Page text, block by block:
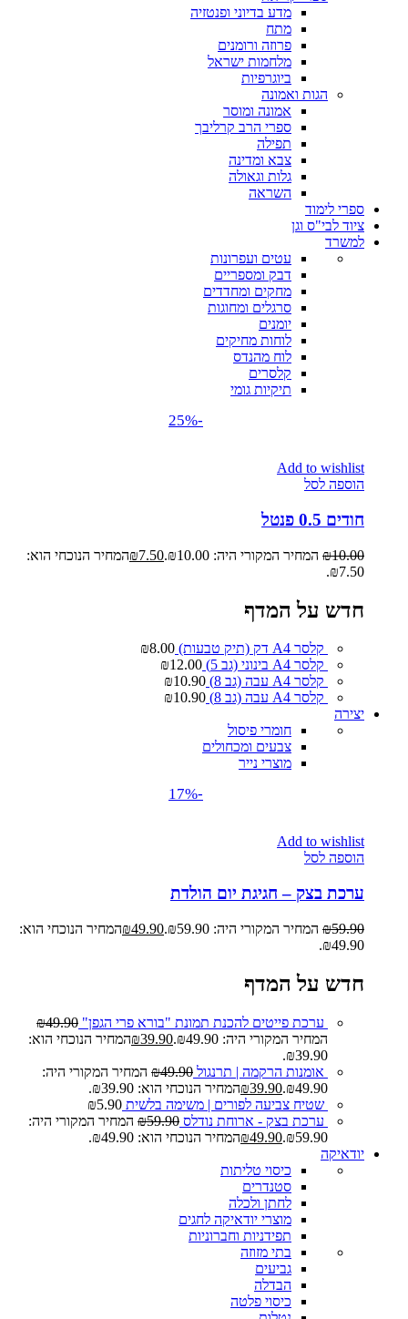
מדע בדיוני ופנטזיה
מתח
פרוזה ורומנים
מלחמות ישראל
ביוגרפיות
הגות ואמונה
אמונה ומוסר
ספרי הרב קרליבך
תפילה
צבא ומדינה
גלות וגאולה
השראה
ספרי לימוד
ציוד לבי"ס וגן
למשרד
עטים ועפרונות
דבק ומספריים
מחקים ומחדדים
סרגלים ומחוגות
יומנים
לוחות מחיקים
לוח מהנדס
קלסרים
תיקיות גומי
-25%
Add to wishlist
הוספה לסל
חודים 0.5 פנטל
₪10.00 המחיר המקורי היה: ₪10.00. ₪7.50
המחיר הנוכחי הוא:
₪7.50.
חדש על המדף
קלסר A4 דק (תיק טבעות) ₪8.00
קלסר A4 בינוני (גב 5)
₪12.00
קלסר A4 עבה (גב 8)
₪10.90
קלסר A4 עבה (גב 8)
₪10.90
יצירה
חומרי פיסול
צבעים ומכחולים
מוצרי נייר
-17%
Add to wishlist
הוספה לסל
ערכת בצק – חגיגת יום הולדת
₪59.90 המחיר המקורי היה: ₪59.90. ₪49.90
המחיר הנוכחי הוא:
₪49.90.
חדש על המדף
ערכת פייטים להכנת תמונת "בורא פרי הגפן" ₪49.90
המחיר המקורי היה: ₪49.90.
₪39.90
המחיר הנוכחי הוא:
₪39.90.
אומנות הרקמה | תרנגול
₪49.90
המחיר המקורי היה:
₪49.90.
₪39.90
המחיר הנוכחי הוא: ₪39.90.
שטיח צביעה לפורים | משימה בלשית
₪5.90
ערכת בצק - ארוחת נודלס
₪59.90
המחיר המקורי היה:
₪59.90.
₪49.90
המחיר הנוכחי הוא: ₪49.90.
יודאיקה
כיסוי טליתות
סטנדרים
לחתן ולכלה
מוצרי יודאיקה לחגים
תפידניות וחברוניות
בתי מזוזה
גביעים
הבדלה
כיסוי פלטה